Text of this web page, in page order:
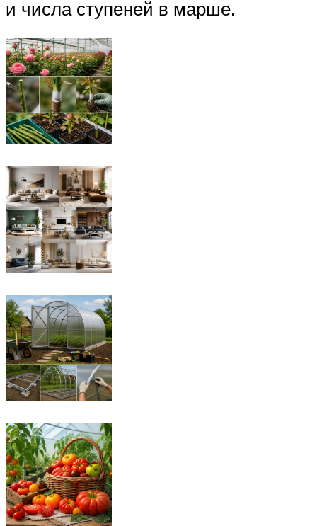
и числа ступеней в марше.